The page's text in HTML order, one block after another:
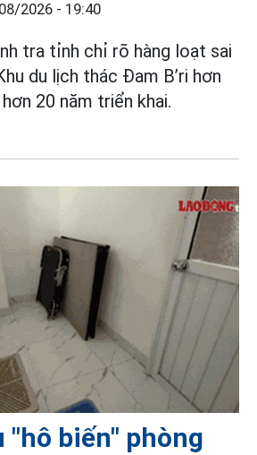
2026 - 19:40
tra tỉnh chỉ rõ hàng loạt sai
du lịch thác Đam B’ri hơn
20 năm triển khai.
"hô biến" phòng